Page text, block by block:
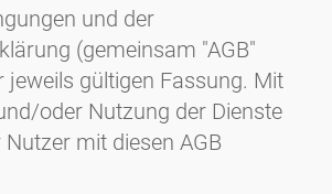
und der
(gemeinsam "AGB"
jeweils gültigen Fassung. Mit
oder Nutzung der Dienste
mit diesen AGB